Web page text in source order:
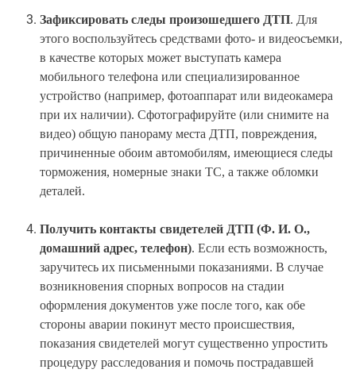
Зафиксировать следы произошедшего ДТП. Для
этого воспользуйтесь средствами фото- и видеосъемки,
в качестве которых может выступать камера
мобильного телефона или специализированное
устройство (например, фотоаппарат или видеокамера
при их наличии). Сфотографируйте (или снимите на
видео) общую панораму места ДТП, повреждения,
причиненные обоим автомобилям, имеющиеся следы
торможения, номерные знаки ТС, а также обломки
деталей.
Получить контакты свидетелей ДТП (Ф. И. О.,
домашний адрес, телефон). Если есть возможность,
заручитесь их письменными показаниями. В случае
возникновения спорных вопросов на стадии
оформления документов уже после того, как обе
стороны аварии покинут место происшествия,
показания свидетелей могут существенно упростить
процедуру расследования и помочь пострадавшей